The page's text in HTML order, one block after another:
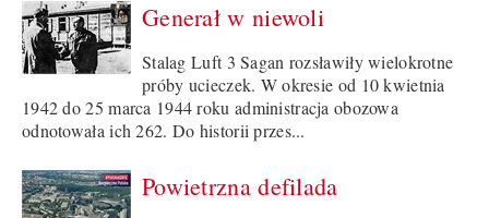
Generał w niewoli
Stalag Luft 3 Sagan rozsławiły wielokrotne
próby ucieczek. W okresie od 10 kwietnia
1942 do 25 marca 1944 roku administracja obozowa
odnotowała ich 262. Do historii przes...
Powietrzna defilada